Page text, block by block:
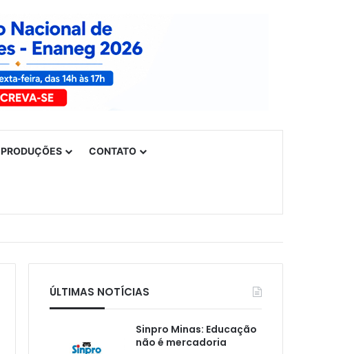
PRODUÇÕES CONTATO
ÚLTIMAS NOTÍCIAS
Sinpro Minas: Educação
não é mercadoria